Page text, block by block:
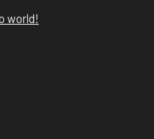
world!